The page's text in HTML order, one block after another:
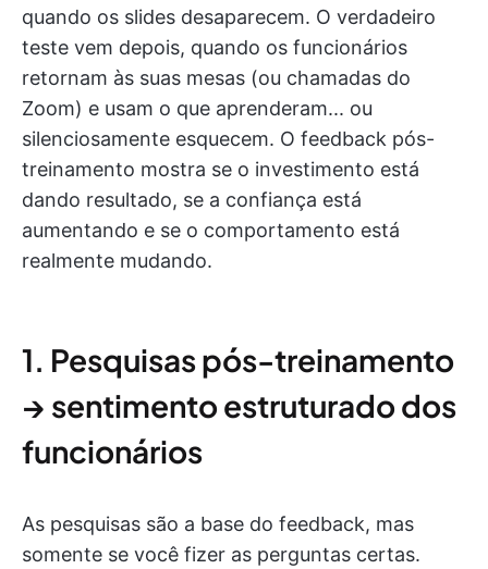
quando os slides desaparecem. O verdadeiro
teste vem depois, quando os funcionários
retornam às suas mesas (ou chamadas do
Zoom) e usam o que aprenderam... ou
silenciosamente esquecem. O feedback pós-
treinamento mostra se o investimento está
dando resultado, se a confiança está
aumentando e se o comportamento está
realmente mudando.
1. Pesquisas pós-treinamento
→ sentimento estruturado dos
funcionários
As pesquisas são a base do feedback, mas
somente se você fizer as perguntas certas.